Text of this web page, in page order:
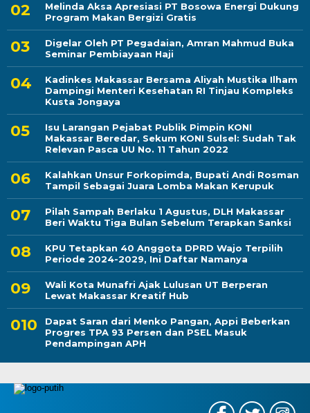
Melinda Aksa Apresiasi PT Bosowa Energi Dukung
Program Makan Bergizi Gratis
Digelar Oleh PT Pegadaian, Amran Mahmud Buka
Seminar Pembiayaan Haji
Kadinkes Makassar Bersama Aliyah Mustika Ilham
Dampingi Menteri Kesehatan RI Tinjau Kompleks
Kusta Jongaya
Isu Larangan Pejabat Publik Pimpin KONI
Makassar Beredar, Sekum KONI Sulsel: Sudah Tak
Relevan Pasca UU No. 11 Tahun 2022
Kalahkan Unsur Forkopimda, Bupati Andi Rosman
Tampil Sebagai Juara Lomba Makan Kerupuk
Pilah Sampah Berlaku 1 Agustus, DLH Makassar
Beri Waktu Tiga Bulan Sebelum Terapkan Sanksi
KPU Tetapkan 40 Anggota DPRD Wajo Terpilih
Periode 2024-2029, Ini Daftar Namanya
Wali Kota Munafri Ajak Lulusan UT Berperan
Lewat Makassar Kreatif Hub
Dapat Saran dari Menko Pangan, Appi Beberkan
Progres TPA 93 Persen dan PSEL Masuk
Pendampingan APH